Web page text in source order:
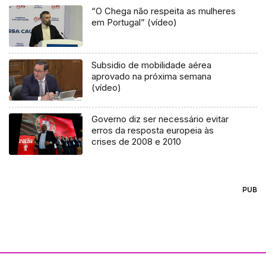
“O Chega não respeita as mulheres
em Portugal” (vídeo)
Subsidio de mobilidade aérea
aprovado na próxima semana
(vídeo)
Governo diz ser necessário evitar
erros da resposta europeia às
crises de 2008 e 2010
PUB